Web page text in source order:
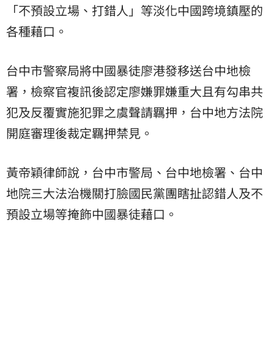
「不預設立場、打錯人」等淡化中國跨境鎮壓的
各種藉口。
台中市警察局將中國暴徒廖港發移送台中地檢
署，檢察官複訊後認定廖嫌罪嫌重大且有勾串共
犯及反覆實施犯罪之虞聲請羈押，台中地方法院
開庭審理後裁定羈押禁見。
黃帝穎律師說，台中市警局、台中地檢署、台中
地院三大法治機關打臉國民黨團瞎扯認錯人及不
預設立場等掩飾中國暴徒藉口。